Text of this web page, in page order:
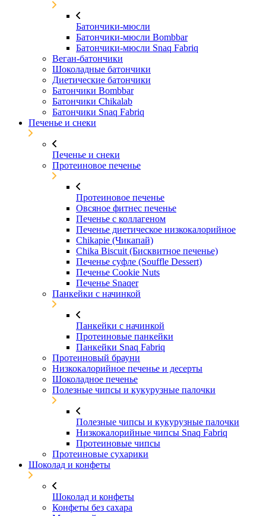
Батончики-мюсли
Батончики-мюсли Bombbar
Батончики-мюсли Snaq Fabriq
Веган-батончики
Шоколадные батончики
Диетические батончики
Батончики Bombbar
Батончики Chikalab
Батончики Snaq Fabriq
Печенье и снеки
Печенье и снеки
Протеиновое печенье
Протеиновое печенье
Овсяное фитнес печенье
Печенье с коллагеном
Печенье диетическое низкокалорийное
Chikapie (Чикапай)
Chika Biscuit (Бисквитное печенье)
Печенье суфле (Souffle Dessert)
Печенье Cookie Nuts
Печенье Snaqer
Панкейки с начинкой
Панкейки с начинкой
Протеиновые панкейки
Панкейки Snaq Fabriq
Протеиновый брауни
Низкокалорийное печенье и десерты
Шоколадное печенье
Полезные чипсы и кукурузные палочки
Полезные чипсы и кукурузные палочки
Низкокалорийные чипсы Snaq Fabriq
Протеиновые чипсы
Протеиновые сухарики
Шоколад и конфеты
Шоколад и конфеты
Конфеты без сахара